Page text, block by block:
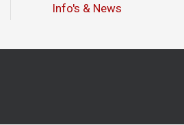
Info's & News